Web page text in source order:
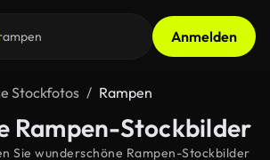
Anmelden
Stockfotos Rampen
Rampen-Stockbilder
Sie wunderschöne Rampen-Stockbilder